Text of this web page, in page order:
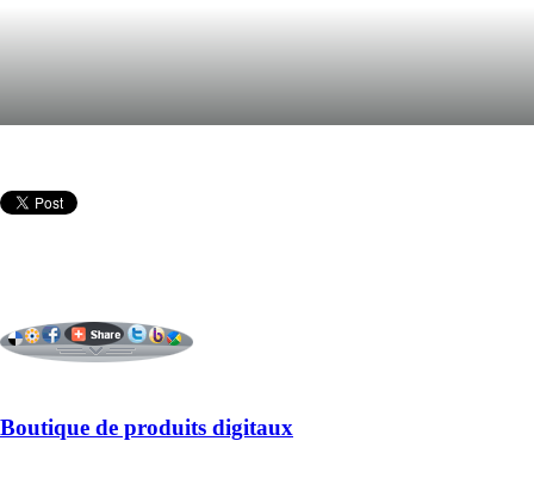
Boutique de produits digitaux